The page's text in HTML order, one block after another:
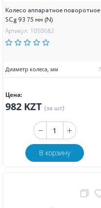
Колесо аппаратное поворотное
SCg 93 75 мм (N)
Артикул: 1050682
Диаметр колеса, мм
Цена:
982 KZT (за шт)
В корзину